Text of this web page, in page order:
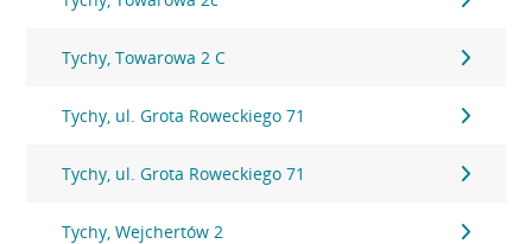
Tychy, Towarowa 2 C
Tychy, ul. Grota Roweckiego 71
Tychy, ul. Grota Roweckiego 71
Tychy, Wejchertów 2